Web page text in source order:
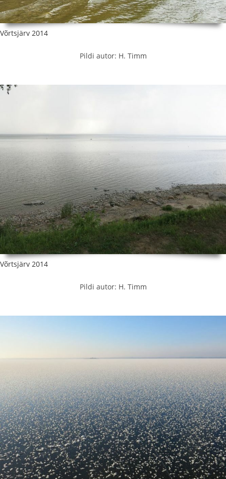
Võrtsjärv 2014
Pildi autor: H. Timm
Võrtsjärv 2014
Pildi autor: H. Timm